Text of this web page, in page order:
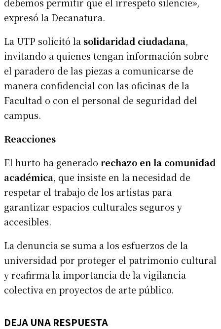
expresó la Decanatura.
La UTP solicitó la solidaridad ciudadana,
invitando a quienes tengan información sobre
el paradero de las piezas a comunicarse de
manera confidencial con las oficinas de la
Facultad o con el personal de seguridad del
campus.
Reacciones
El hurto ha generado rechazo en la comunidad
académica, que insiste en la necesidad de
respetar el trabajo de los artistas para
garantizar espacios culturales seguros y
accesibles.
La denuncia se suma a los esfuerzos de la
universidad por proteger el patrimonio cultural
y reafirma la importancia de la vigilancia
colectiva en proyectos de arte público.
DEJA UNA RESPUESTA